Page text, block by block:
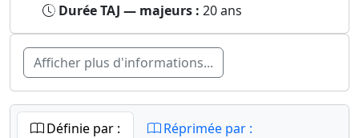
Durée TAJ — majeurs : 20 ans
Afficher plus d'informations...
Définie par : Réprimée par :